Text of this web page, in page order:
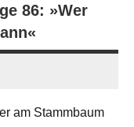
86: »Wer
am Stammbaum